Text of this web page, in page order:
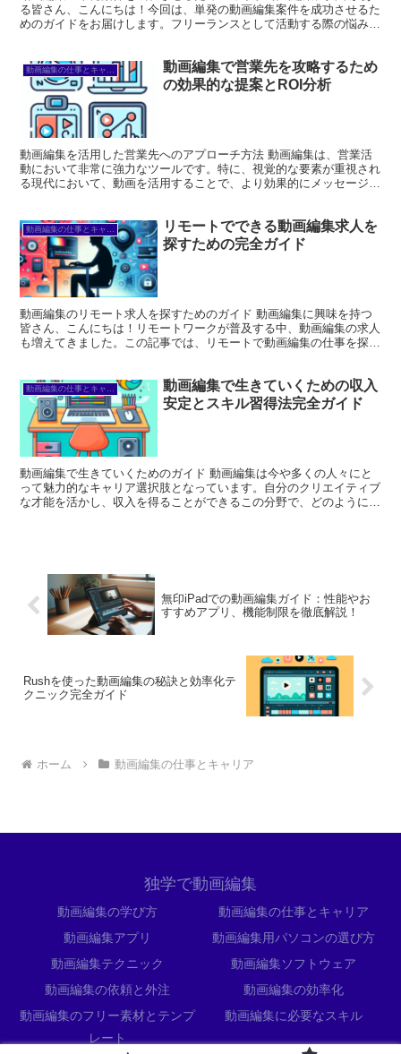
る皆さん、こんにちは！今回は、単発の動画編集案件を成功させるた
めのガイドをお届けします。フリーランスとして活動する際の悩みや
動画編集で営業先を攻略するため
の効果的な提案とROI分析
動画編集を活用した営業先へのアプローチ方法 動画編集は、営業活
動において非常に強力なツールです。特に、視覚的な要素が重視され
る現代において、動画を活用することで、より効果的にメッセージを
リモートでできる動画編集求人を
探すための完全ガイド
動画編集のリモート求人を探すためのガイド 動画編集に興味を持つ
皆さん、こんにちは！リモートワークが普及する中、動画編集の求人
も増えてきました。この記事では、リモートで動画編集の仕事を探す
動画編集で生きていくための収入
安定とスキル習得法完全ガイド
動画編集で生きていくためのガイド 動画編集は今や多くの人々にと
って魅力的なキャリア選択肢となっています。自分のクリエイティブ
な才能を活かし、収入を得ることができるこの分野で、どのように成
無印iPadでの動画編集ガイド：性能やお
すすめアプリ、機能制限を徹底解説！
Rushを使った動画編集の秘訣と効率化テ
クニック完全ガイド
ホーム 動画編集の仕事とキャリア
独学で動画編集
動画編集の学び方
動画編集の仕事とキャリア
動画編集アプリ
動画編集用パソコンの選び方
動画編集テクニック
動画編集ソフトウェア
動画編集の依頼と外注
動画編集の効率化
動画編集のフリー素材とテンプ
レート
動画編集に必要なスキル